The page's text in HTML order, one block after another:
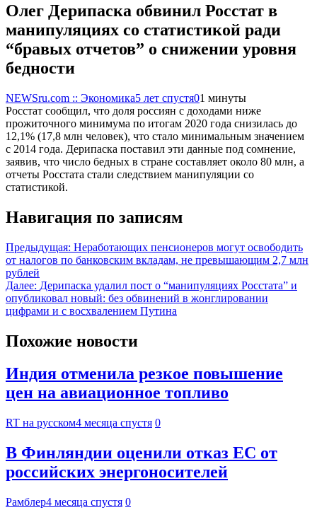
Олег Дерипаска обвинил Росстат в
манипуляциях со статистикой ради
“бравых отчетов” о снижении уровня
бедности
NEWSru.com :: Экономика5 лет спустя01 минуты
Росстат сообщил, что доля россиян с доходами ниже
прожиточного минимума по итогам 2020 года снизилась до
12,1% (17,8 млн человек), что стало минимальным значением
с 2014 года. Дерипаска поставил эти данные под сомнение,
заявив, что число бедных в стране составляет около 80 млн, а
отчеты Росстата стали следствием манипуляции со
статистикой.
Навигация по записям
Предыдущая: Неработающих пенсионеров могут освободить
от налогов по банковским вкладам, не превышающим 2,7 млн
рублей
Далее: Дерипаска удалил пост о “манипуляциях Росстата” и
опубликовал новый: без обвинений в жонглировании
цифрами и с восхвалением Путина
Похожие новости
Индия отменила резкое повышение
цен на авиационное топливо
RT на русском4 месяца спустя 0
В Финляндии оценили отказ ЕС от
российских энергоносителей
Рамблер4 месяца спустя 0